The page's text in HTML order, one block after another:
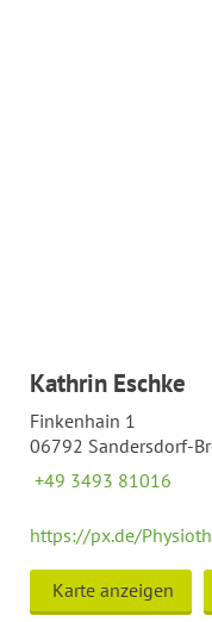
Kathrin Eschke
Finkenhain 1
06792 Sandersdorf-
+49 3493 81016
https://px.de/
Karte anzeigen